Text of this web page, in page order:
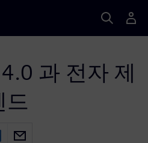
과 전자 제
드